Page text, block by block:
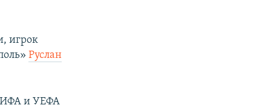
игрок
Руслан
и УЕФА